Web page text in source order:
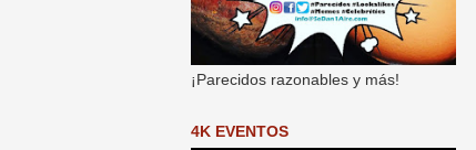
¡Parecidos razonables y más!
4K EVENTOS